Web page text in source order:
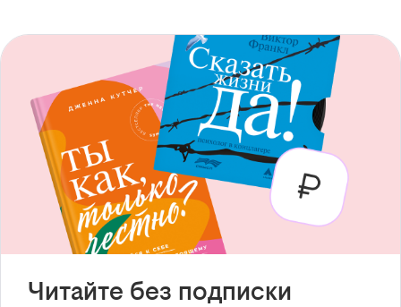
Читайте без подписки